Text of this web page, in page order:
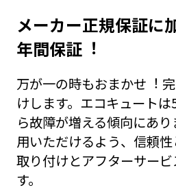
メーカー正規保証に
年間保証︕
万が⼀の時もおまかせ︕
けします。エコキュート
ら故障が増える傾向にあ
⽤いただけるよう、信頼
取り付けとアフターサー
す。